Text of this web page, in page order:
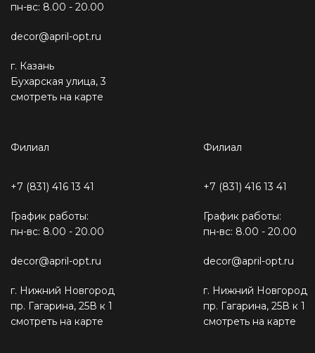
пн-вс: 8.00 - 20.00
decor@april-opt.ru
г. Казань
Бухарская улица, 3
смотреть на карте
Филиал
+7 (831) 416 13 41
График работы:
пн-вс: 8.00 - 20.00
decor@april-opt.ru
г. Нижний Новгород
пр. Гагарина, 25В к 1
смотреть на карте
Филиал
+7 (831) 416 13 41
График работы:
пн-вс: 8.00 - 20.00
decor@april-opt.ru
г. Нижний Новгород
пр. Гагарина, 25В к 1
смотреть на карте